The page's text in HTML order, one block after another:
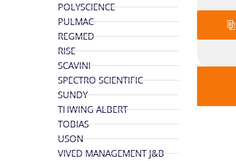
POLYSCIENCE
PULMAC
REGMED
RISE
SCAVINI
SPECTRO SCIENTIFIC
SUNDY
THWING ALBERT
TOBIAS
USON
VIVED MANAGEMENT J&B